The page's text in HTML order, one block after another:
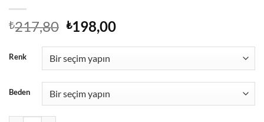
₺217,80 Orijinal
fiyat:
₺217,80.
₺198,00Şu
₺198,00.
Renk
Beden